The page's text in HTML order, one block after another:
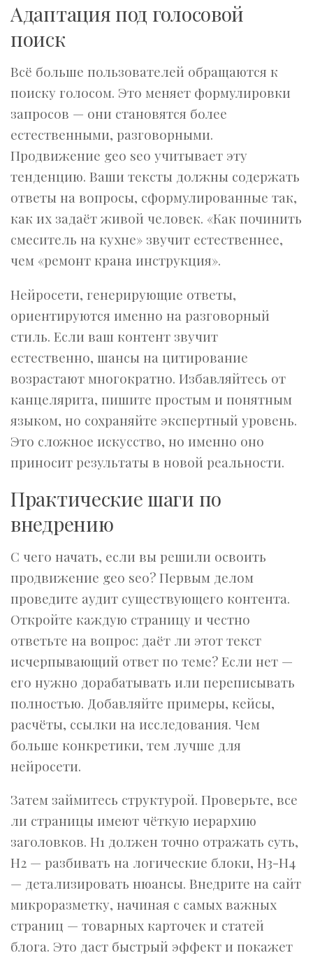
Адаптация под голосовой
поиск
Всё больше пользователей обращаются к
поиску голосом. Это меняет формулировки
запросов — они становятся более
естественными, разговорными.
Продвижение geo seo учитывает эту
тенденцию. Ваши тексты должны содержать
ответы на вопросы, сформулированные так,
как их задаёт живой человек. «Как починить
смеситель на кухне» звучит естественнее,
чем «ремонт крана инструкция».
Нейросети, генерирующие ответы,
ориентируются именно на разговорный
стиль. Если ваш контент звучит
естественно, шансы на цитирование
возрастают многократно. Избавляйтесь от
канцелярита, пишите простым и понятным
языком, но сохраняйте экспертный уровень.
Это сложное искусство, но именно оно
приносит результаты в новой реальности.
Практические шаги по
внедрению
С чего начать, если вы решили освоить
продвижение geo seo? Первым делом
проведите аудит существующего контента.
Откройте каждую страницу и честно
ответьте на вопрос: даёт ли этот текст
исчерпывающий ответ по теме? Если нет —
его нужно дорабатывать или переписывать
полностью. Добавляйте примеры, кейсы,
расчёты, ссылки на исследования. Чем
больше конкретики, тем лучше для
нейросети.
Затем займитесь структурой. Проверьте, все
ли страницы имеют чёткую иерархию
заголовков. H1 должен точно отражать суть,
H2 — разбивать на логические блоки, H3-H4
— детализировать нюансы. Внедрите на сайт
микроразметку, начиная с самых важных
страниц — товарных карточек и статей
блога. Это даст быстрый эффект и покажет